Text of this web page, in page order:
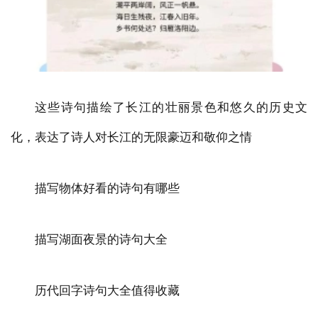
这些诗句描绘了长江的壮丽景色和悠久的历史文
化，表达了诗人对长江的无限豪迈和敬仰之情
描写物体好看的诗句有哪些
描写湖面夜景的诗句大全
历代回字诗句大全值得收藏